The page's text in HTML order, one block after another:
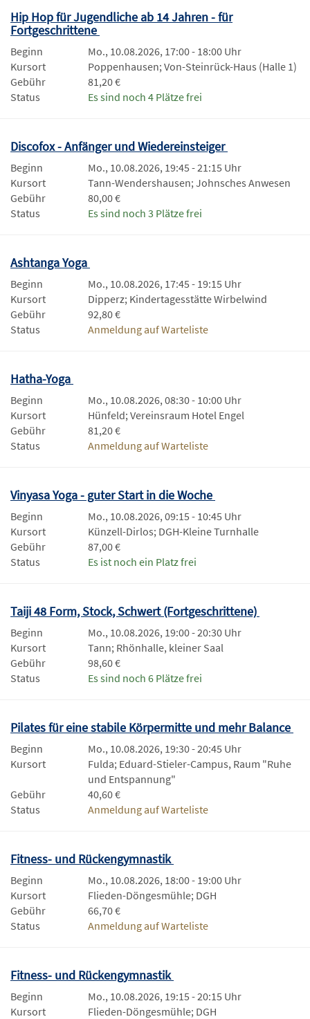
Hip Hop für Jugendliche ab 14 Jahren - für
Fortgeschrittene
Beginn
Mo., 10.08.2026, 17:00 - 18:00 Uhr
Kursort
Poppenhausen; Von-Steinrück-Haus (Halle 1)
Gebühr
81,20 €
Status
Es sind noch 4 Plätze frei
Discofox - Anfänger und Wiedereinsteiger
Beginn
Mo., 10.08.2026, 19:45 - 21:15 Uhr
Kursort
Tann-Wendershausen; Johnsches Anwesen
Gebühr
80,00 €
Status
Es sind noch 3 Plätze frei
Ashtanga Yoga
Beginn
Mo., 10.08.2026, 17:45 - 19:15 Uhr
Kursort
Dipperz; Kindertagesstätte Wirbelwind
Gebühr
92,80 €
Status
Anmeldung auf Warteliste
Hatha-Yoga
Beginn
Mo., 10.08.2026, 08:30 - 10:00 Uhr
Kursort
Hünfeld; Vereinsraum Hotel Engel
Gebühr
81,20 €
Status
Anmeldung auf Warteliste
Vinyasa Yoga - guter Start in die Woche
Beginn
Mo., 10.08.2026, 09:15 - 10:45 Uhr
Kursort
Künzell-Dirlos; DGH-Kleine Turnhalle
Gebühr
87,00 €
Status
Es ist noch ein Platz frei
Taiji 48 Form, Stock, Schwert (Fortgeschrittene)
Beginn
Mo., 10.08.2026, 19:00 - 20:30 Uhr
Kursort
Tann; Rhönhalle, kleiner Saal
Gebühr
98,60 €
Status
Es sind noch 6 Plätze frei
Pilates für eine stabile Körpermitte und mehr Balance
Beginn
Mo., 10.08.2026, 19:30 - 20:45 Uhr
Kursort
Fulda; Eduard-Stieler-Campus, Raum "Ruhe
und Entspannung"
Gebühr
40,60 €
Status
Anmeldung auf Warteliste
Fitness- und Rückengymnastik
Beginn
Mo., 10.08.2026, 18:00 - 19:00 Uhr
Kursort
Flieden-Döngesmühle; DGH
Gebühr
66,70 €
Status
Anmeldung auf Warteliste
Fitness- und Rückengymnastik
Beginn
Mo., 10.08.2026, 19:15 - 20:15 Uhr
Kursort
Flieden-Döngesmühle; DGH